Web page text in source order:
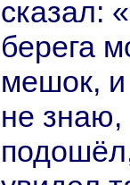
сказал:
берега
мешок, и
не